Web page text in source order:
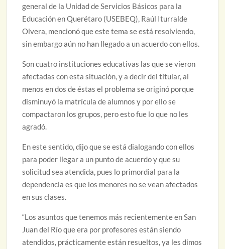
general de la Unidad de Servicios Básicos para la
Educación en Querétaro (USEBEQ), Raúl Iturralde
Olvera, mencionó que este tema se está resolviendo,
sin embargo aún no han llegado a un acuerdo con ellos.
Son cuatro instituciones educativas las que se vieron
afectadas con esta situación, y a decir del titular, al
menos en dos de éstas el problema se originó porque
disminuyó la matrícula de alumnos y por ello se
compactaron los grupos, pero esto fue lo que no les
agradó.
En este sentido, dijo que se está dialogando con ellos
para poder llegar a un punto de acuerdo y que su
solicitud sea atendida, pues lo primordial para la
dependencia es que los menores no se vean afectados
en sus clases.
“Los asuntos que tenemos más recientemente en San
Juan del Río que era por profesores están siendo
atendidos, prácticamente están resueltos, ya les dimos